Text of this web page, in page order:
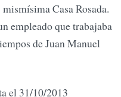
Casa Rosada.
empleado que trabajaba
de Juan Manuel
el 31/10/2013